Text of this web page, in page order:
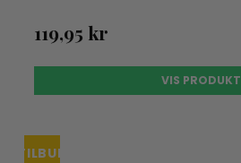
119,95 kr
VIS PRODUKT
TILBUD